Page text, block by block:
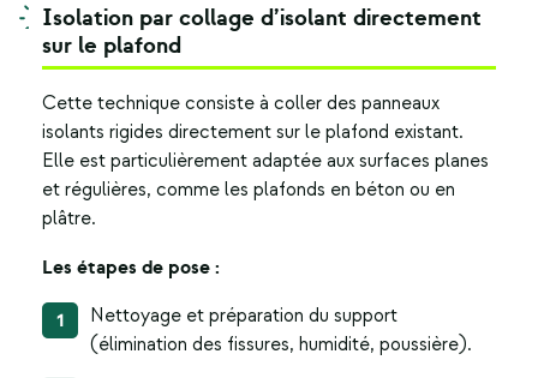
Isolation par collage d’isolant directement
sur le plafond
Cette technique consiste à coller des panneaux
isolants rigides directement sur le plafond existant.
Elle est particulièrement adaptée aux surfaces planes
et régulières, comme les plafonds en béton ou en
plâtre.
Les étapes de pose :
Nettoyage et préparation du support
(élimination des fissures, humidité, poussière).